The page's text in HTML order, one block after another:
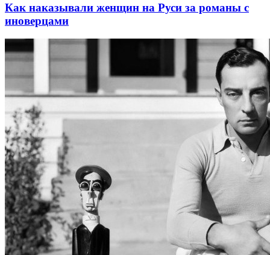
Как наказывали женщин на Руси за романы с
иноверцами